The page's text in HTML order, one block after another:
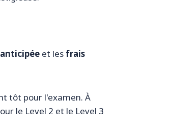
et les frais
tôt pour l'examen. À
le Level 2 et le Level 3